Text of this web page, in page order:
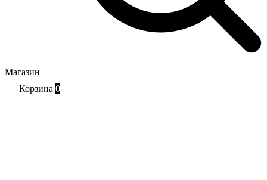
Магазин
Корзина 0